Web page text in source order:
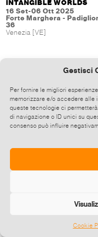
Gestisci
Per fornire le migliori
memorizzare e/o accedere alle
queste tecnologie ci
di navigazione o ID unici su
consenso può influire
Cookie
INTANGIBLE WORLDS
16 Set-06 Ott 2025
Forte Marghera -
36
Venezia [VE]
©